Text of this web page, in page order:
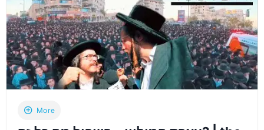
בבנייני
האומה
More